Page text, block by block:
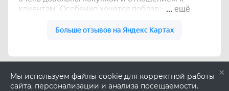
×
Мы используем файлы cookie для корректной работы
сайта, персонализации и анализа посещаемости.